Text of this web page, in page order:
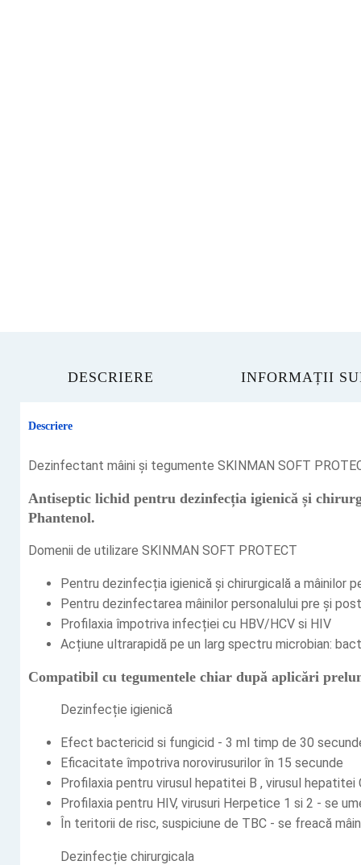
DESCRIERE INFORMAȚII
Descriere
Dezinfectant mâini și tegumente SKINMAN SOFT
Antiseptic lichid pentru dezinfecția igienică și
Phantenol.
Domenii de utilizare SKINMAN SOFT PROTECT
Pentru dezinfecția igienică și chirurgicală a mâinilor
Pentru dezinfectarea mâinilor personalului pre și
Profilaxia împotriva infecției cu HBV/HCV si HIV
Acțiune ultrarapidă pe un larg spectru microbian:
Compatibil cu tegumentele chiar după aplicări
Dezinfecție igienică
Efect bactericid si fungicid - 3 ml timp de 30
Eficacitate împotriva norovirusurilor în 15 secunde
Profilaxia pentru virusul hepatitei B , virusul
Profilaxia pentru HIV, virusuri Herpetice 1 si 2 - se
În teritorii de risc, suspiciune de TBC - se freacă
Dezinfecție chirurgicala